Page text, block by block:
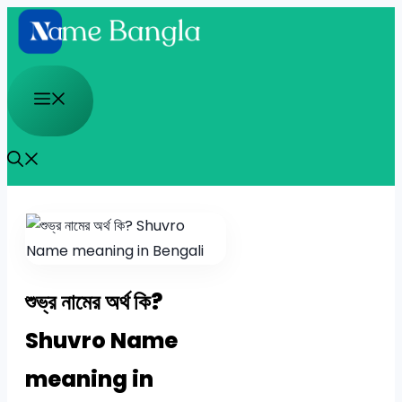
Skip
to
content
Menu
শুভ্র নামের অর্থ কি?
Shuvro Name
meaning in